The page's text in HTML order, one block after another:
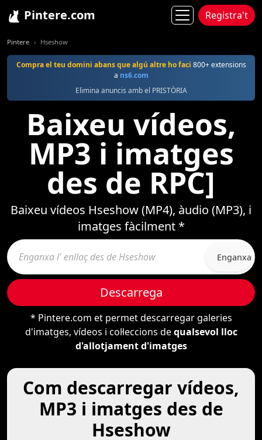
Pintere.com Registra't
Pintere Hseshow
Compra el teu domini abans que algú altre ho faci 800+ extensions
a ns6.com
Elimina anuncis amb el PRISTÒRIA
Baixeu vídeos,
MP3 i imatges
des de RPC]
Baixeu vídeos Hseshow (MP4), àudio (MP3), i
imatges fàcilment *
Enganxa
Descarrega
* Pintere.com et permet descarregar galeries
d'imatges, vídeos i col·leccions dequalsevol lloc
d'allotjament d'imatges
Com descarregar vídeos,
MP3 i imatges des de
Hseshow